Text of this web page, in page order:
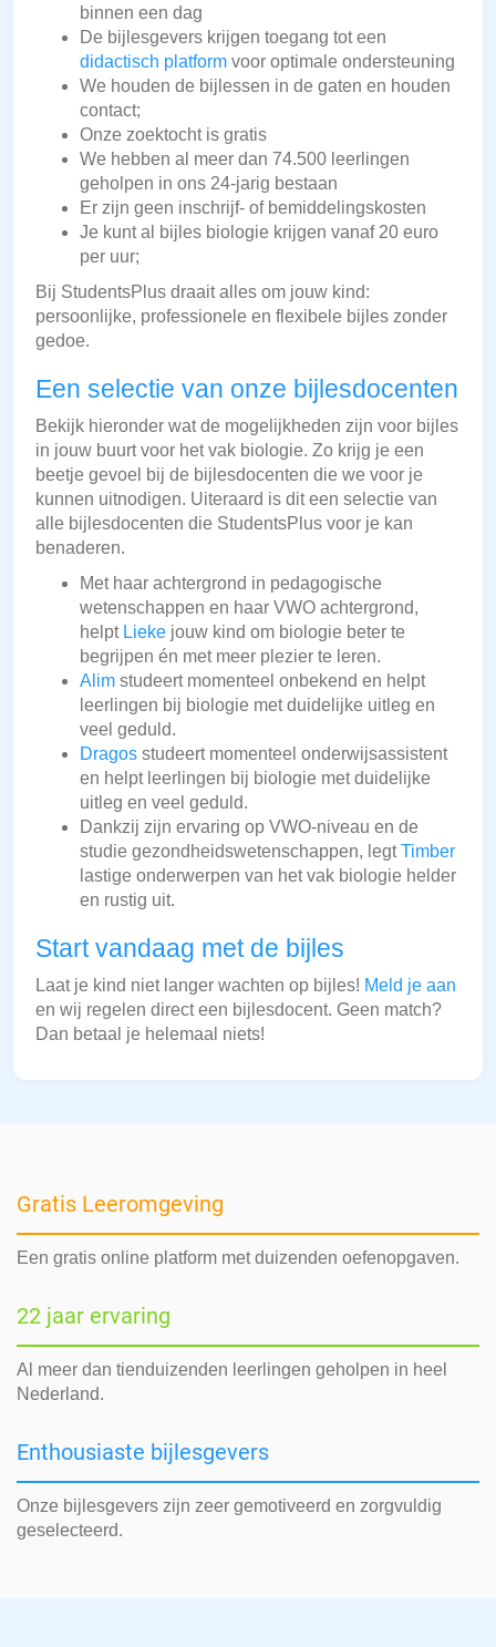
binnen een dag
De bijlesgevers krijgen toegang tot een
didactisch platform voor optimale ondersteuning
We houden de bijlessen in de gaten en houden
contact;
Onze zoektocht is gratis
We hebben al meer dan 74.500 leerlingen
geholpen in ons 24-jarig bestaan
Er zijn geen inschrijf- of bemiddelingskosten
Je kunt al bijles biologie krijgen vanaf 20 euro
per uur;
Bij StudentsPlus draait alles om jouw kind:
persoonlijke, professionele en flexibele bijles zonder
gedoe.
Een selectie van onze bijlesdocenten
Bekijk hieronder wat de mogelijkheden zijn voor bijles
in jouw buurt voor het vak biologie. Zo krijg je een
beetje gevoel bij de bijlesdocenten die we voor je
kunnen uitnodigen. Uiteraard is dit een selectie van
alle bijlesdocenten die StudentsPlus voor je kan
benaderen.
Met haar achtergrond in pedagogische
wetenschappen en haar VWO achtergrond,
helpt Lieke jouw kind om biologie beter te
begrijpen én met meer plezier te leren.
Alim studeert momenteel onbekend en helpt
leerlingen bij biologie met duidelijke uitleg en
veel geduld.
Dragos studeert momenteel onderwijsassistent
en helpt leerlingen bij biologie met duidelijke
uitleg en veel geduld.
Dankzij zijn ervaring op VWO-niveau en de
studie gezondheidswetenschappen, legtTimber
lastige onderwerpen van het vak biologie helder
en rustig uit.
Start vandaag met de bijles
Laat je kind niet langer wachten op bijles! Meld je aan
en wij regelen direct een bijlesdocent. Geen match?
Dan betaal je helemaal niets!
Gratis Leeromgeving
Een gratis online platform met duizenden oefenopgaven.
22 jaar ervaring
Al meer dan tienduizenden leerlingen geholpen in heel
Nederland.
Enthousiaste bijlesgevers
Onze bijlesgevers zijn zeer gemotiveerd en zorgvuldig
geselecteerd.